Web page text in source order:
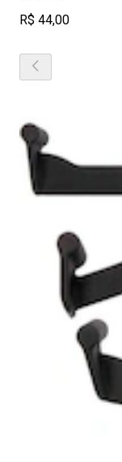
R$ 44,00